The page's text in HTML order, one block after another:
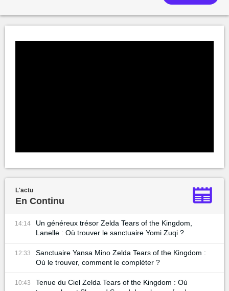
L'actu
En Continu
14:14
Un généreux trésor Zelda Tears of the Kingdom,
Lanelle : Où trouver le sanctuaire Yomi Zuqi ?
12:33
Sanctuaire Yansa Mino Zelda Tears of the Kingdom :
Où le trouver, comment le compléter ?
10:43
Tenue du Ciel Zelda Tears of the Kingdom : Où